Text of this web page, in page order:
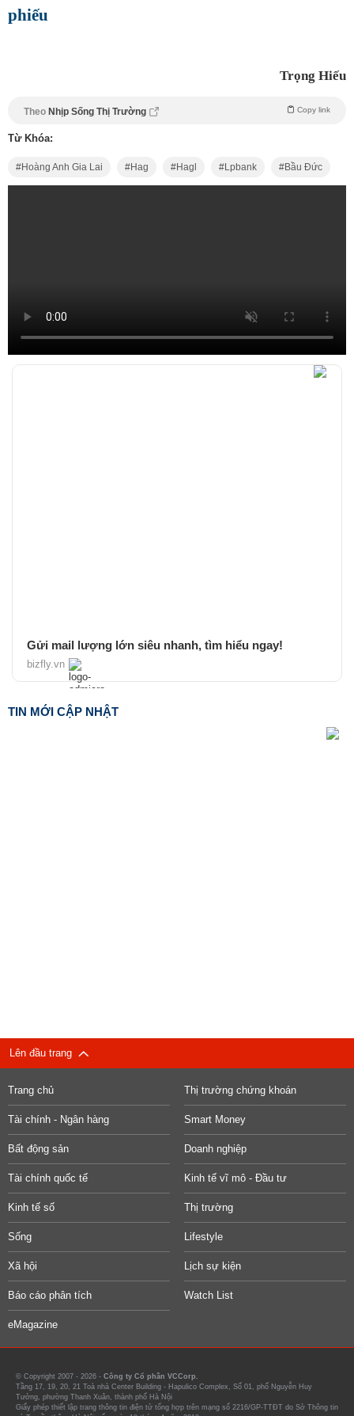
phiếu
Trọng Hiếu
Theo Nhịp Sống Thị Trường Copy link
Từ Khóa:
Hoàng Anh Gia Lai Hag Hagl Lpbank Bầu Đức
Gửi mail lượng lớn siêu nhanh, tìm hiểu ngay!
bizfly.vn
TIN MỚI CẬP NHẬT
Lên đầu trang
Trang chủ Thị trường chứng khoán
Tài chính - Ngân hàng Smart Money
Bất động sản Doanh nghiệp
Tài chính quốc tế Kinh tế vĩ mô - Đầu tư
Kinh tế số Thị trường
Sống Lifestyle
Xã hội Lịch sự kiện
Báo cáo phân tích Watch List
eMagazine
© Copyright 2007 - 2026 - Công ty Cổ phần VCCorp.
Tầng 17, 19, 20, 21 Toà nhà Center Building - Hapulico Complex, Số 01, phố Nguyễn Huy
Tưởng, phường Thanh Xuân, thành phố Hà Nội
Giấy phép thiết lập trang thông tin điện tử tổng hợp trên mạng số 2216/GP-TTĐT do Sở Thông tin